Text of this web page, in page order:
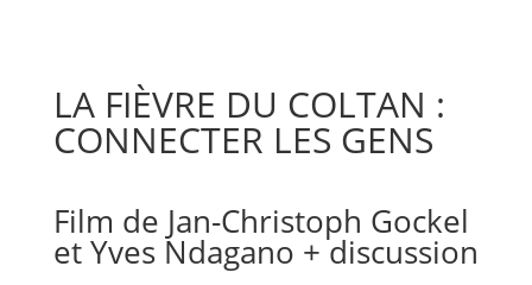
LA FIÈVRE DU COLTAN :
CONNECTER LES GENS
Film de Jan-Christoph Gockel
et Yves Ndagano + discussion